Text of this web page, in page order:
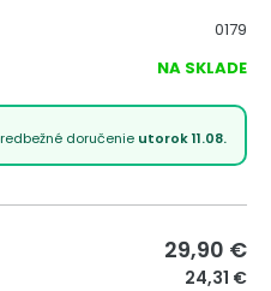
0179
NA SKLADE
doručenie utorok 11.08.
29,90 €
24,31 €